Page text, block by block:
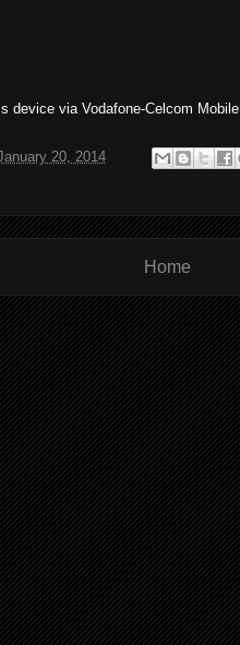
via Vodafone-Celcom Mobile.
20, 2014
Home